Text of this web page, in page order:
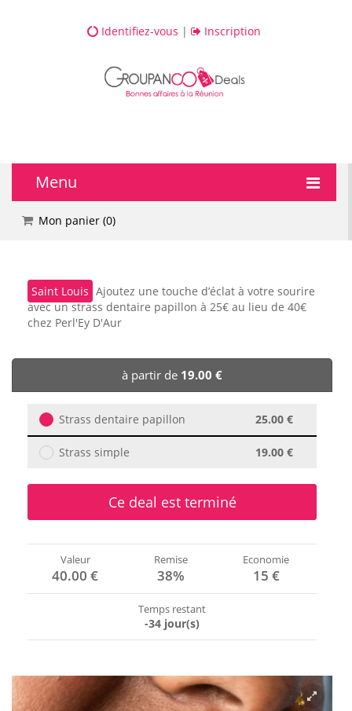
Identifiez-vous | Inscription
Menu
🔥 DEALS
💅 Beauté
🎈 Événements
Mon panier (0)
Saint Louis Ajoutez une touche d’éclat à votre sourire
avec un strass dentaire papillon à 25€ au lieu de 40€
chez Perl'Ey D'Aur
à partir de 19.00 €
Strass dentaire papillon 25.00 €
Strass simple 19.00 €
Ce deal est terminé
Valeur
40.00 €
Remise
38%
Economie
15 €
Temps restant
-34 jour(s)